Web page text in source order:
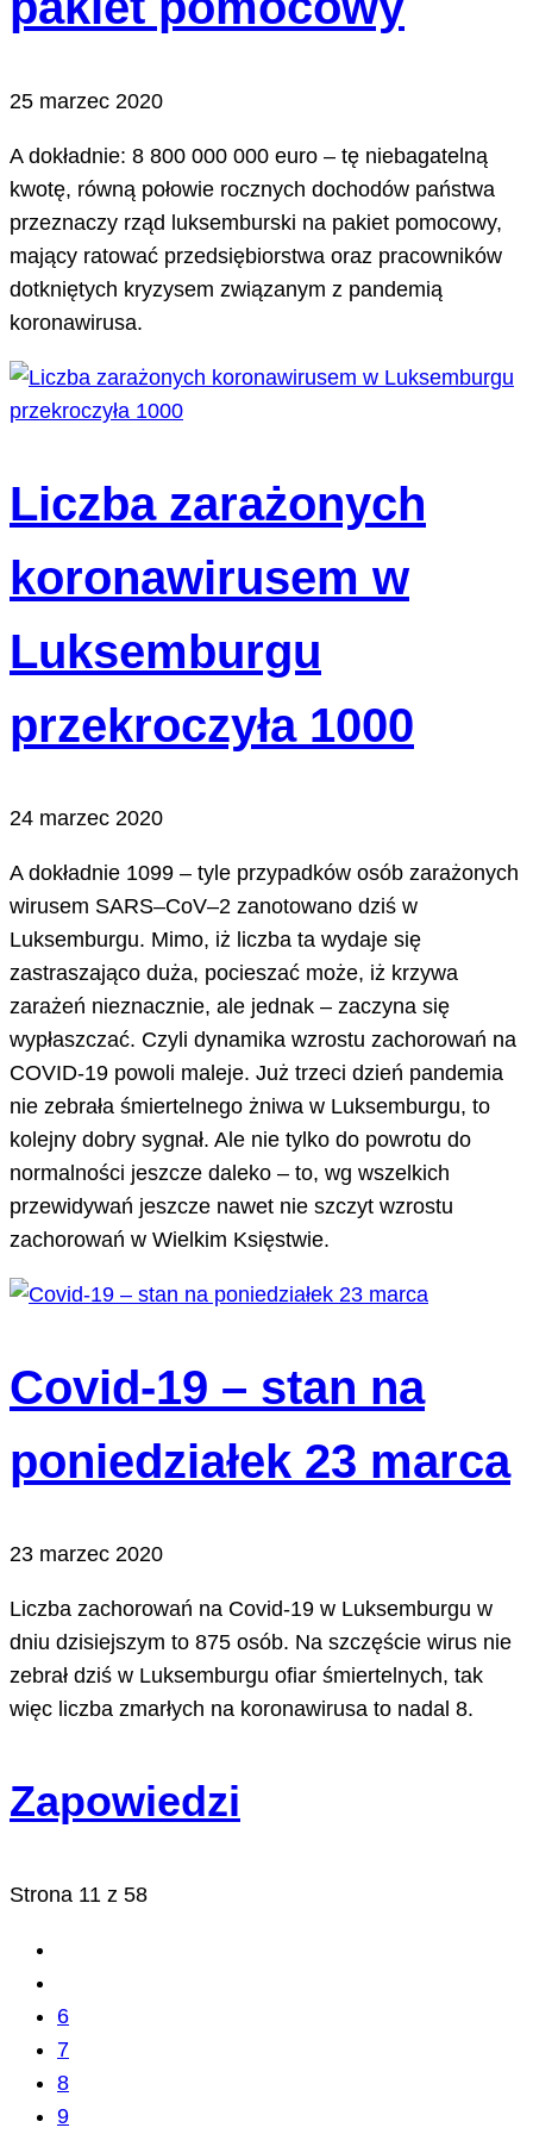
25 marzec 2020
A dokładnie: 8 800 000 000 euro – tę niebagatelną
kwotę, równą połowie rocznych dochodów państwa
przeznaczy rząd luksemburski na pakiet pomocowy,
mający ratować przedsiębiorstwa oraz pracowników
dotkniętych kryzysem związanym z pandemią
koronawirusa.
Liczba zarażonych
koronawirusem w
Luksemburgu
przekroczyła 1000
24 marzec 2020
A dokładnie 1099 – tyle przypadków osób zarażonych
wirusem SARS–CoV–2 zanotowano dziś w
Luksemburgu. Mimo, iż liczba ta wydaje się
zastraszająco duża, pocieszać może, iż krzywa
zarażeń nieznacznie, ale jednak – zaczyna się
wypłaszczać. Czyli dynamika wzrostu zachorowań na
COVID-19 powoli maleje. Już trzeci dzień pandemia
nie zebrała śmiertelnego żniwa w Luksemburgu, to
kolejny dobry sygnał. Ale nie tylko do powrotu do
normalności jeszcze daleko – to, wg wszelkich
przewidywań jeszcze nawet nie szczyt wzrostu
zachorowań w Wielkim Księstwie.
Covid-19 – stan na
poniedziałek 23 marca
23 marzec 2020
Liczba zachorowań na Covid-19 w Luksemburgu w
dniu dzisiejszym to 875 osób. Na szczęście wirus nie
zebrał dziś w Luksemburgu ofiar śmiertelnych, tak
więc liczba zmarłych na koronawirusa to nadal 8.
Zapowiedzi
Strona 11 z 58
6
7
8
9